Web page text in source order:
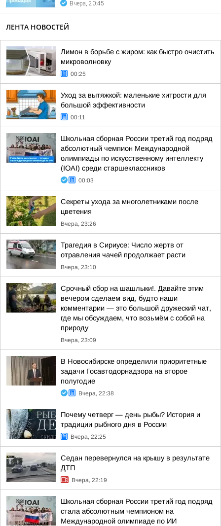
Вчера, 20:45
ЛЕНТА НОВОСТЕЙ
Лимон в борьбе с жиром: как быстро очистить
микроволновку
00:25
Уход за вытяжкой: маленькие хитрости для
большой эффективности
00:11
Школьная сборная России третий год подряд
абсолютный чемпион Международной
олимпиады по искусственному интеллекту
(IOAI) среди старшеклассников
00:03
Секреты ухода за многолетниками после
цветения
Вчера, 23:26
Трагедия в Сириусе: Число жертв от
отравления чачей продолжает расти
Вчера, 23:10
Срочный сбор на шашлыки!. Давайте этим
вечером сделаем вид, будто наши
комментарии — это большой дружеский чат,
где мы обсуждаем, что возьмём с собой на
природу
Вчера, 23:09
В Новосибирске определили приоритетные
задачи Госавтодорнадзора на второе
полугодие
Вчера, 22:38
Почему четверг — день рыбы? История и
традиции рыбного дня в России
Вчера, 22:25
Седан перевернулся на крышу в результате
ДТП
Вчера, 22:19
Школьная сборная России третий год подряд
стала абсолютным чемпионом на
Международной олимпиаде по ИИ